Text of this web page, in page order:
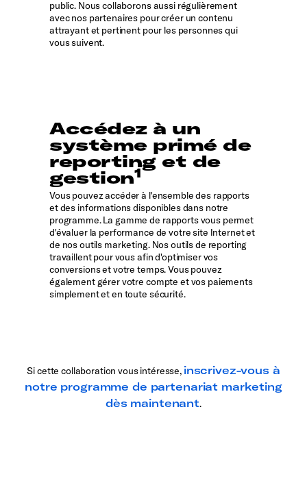
public. Nous collaborons aussi régulièrement
avec nos partenaires pour créer un contenu
attrayant et pertinent pour les personnes qui
vous suivent.
Accédez à un
système primé de
reporting et de
gestion1
Vous pouvez accéder à l'ensemble des rapports
et des informations disponibles dans notre
programme. La gamme de rapports vous permet
d'évaluer la performance de votre site Internet et
de nos outils marketing. Nos outils de reporting
travaillent pour vous afin d'optimiser vos
conversions et votre temps. Vous pouvez
également gérer votre compte et vos paiements
simplement et en toute sécurité.
Si cette collaboration vous intéresse, inscrivez-vous à
notre programme de partenariat marketing
dès maintenant.